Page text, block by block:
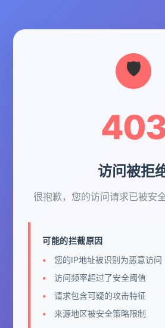
访问被拒
很抱歉，您的访问请求已被安
可能的拦截原因
您的IP地址被识别为恶意访问
访问频率超过了安全阈值
请求包含可疑的攻击特征
来源地区被安全策略限制